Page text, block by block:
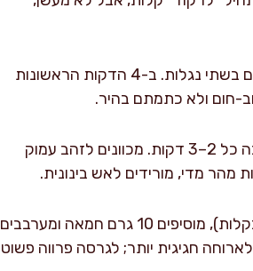
מוסיפים את הבטטות בשכבה אחת. אם המחבת קטנה, עובדים בשתי נגלות. ב-4 הדקות הראשונות
חום ולא כתמתם בהיר.
ממשיכים לצרוב עוד 12–16 דקות, תוך ערבוב/הפיכה כל 2–3 דקות. מכוונים לזהב עמוק
בסוף, כשהבטטות פריכות ומבושלות לגמרי (מזלג נכנס בקלות), מוסיפים 10 גרם חמאה ומערבבים
חגיגית יותר; לגרסה פרווה פשוט